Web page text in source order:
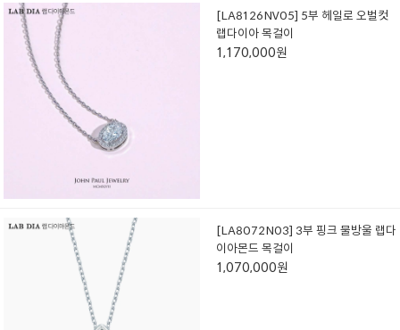
[LA8126NV05] 5부 헤일로 오벌컷
랩다이아 목걸이
1,170,000원
[LA8072N03] 3부 핑크 물방울 랩다
이아몬드 목걸이
1,070,000원